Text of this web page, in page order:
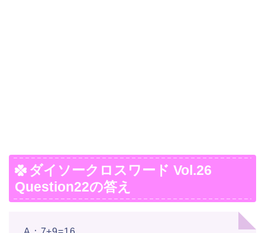
ダイソークロスワード Vol.26
Question22の答え